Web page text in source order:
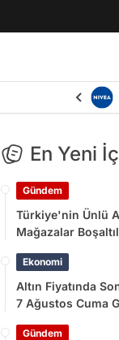
En Yeni
Gündem
Türkiye'nin Ünlü
Mağazalar
Ekonomi
Altın Fiyatında
7 Ağustos Cuma
Gündem